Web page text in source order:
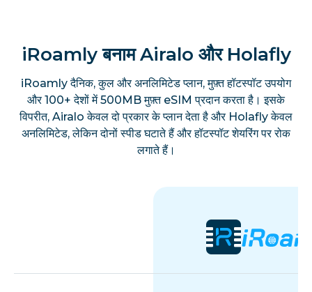
iRoamly बनाम Airalo और Holafly
iRoamly दैनिक, कुल और अनलिमिटेड प्लान, मुफ़्त हॉटस्पॉट उपयोग
और 100+ देशों में 500MB मुफ़्त eSIM प्रदान करता है। इसके
विपरीत, Airalo केवल दो प्रकार के प्लान देता है और Holafly केवल
अनलिमिटेड, लेकिन दोनों स्पीड घटाते हैं और हॉटस्पॉट शेयरिंग पर रोक
लगाते हैं।